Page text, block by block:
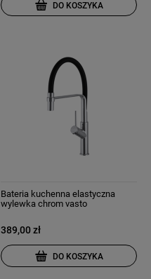
DO KOSZYKA
Bateria kuchenna elastyczna
wylewka chrom vasto
389,00 zł
DO KOSZYKA